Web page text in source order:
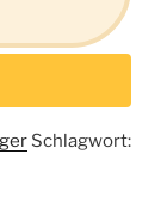
Schlagwort: